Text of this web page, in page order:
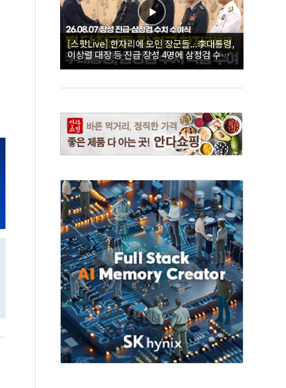
[스팟Live] 한자리에 모인 장군들...李대통령,
이상렬 대장 등 진급 장성 4명에 삼정검 수치
직접 수여｜26.08.07 장성 진급·삼정검 수치